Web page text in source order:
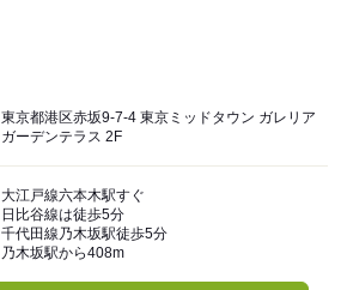
東京都港区赤坂9-7-4 東京ミッドタウン ガレリア
ガーデンテラス 2F
大江戸線六本木駅すぐ
日比谷線は徒歩5分
千代田線乃木坂駅徒歩5分
乃木坂駅から408m